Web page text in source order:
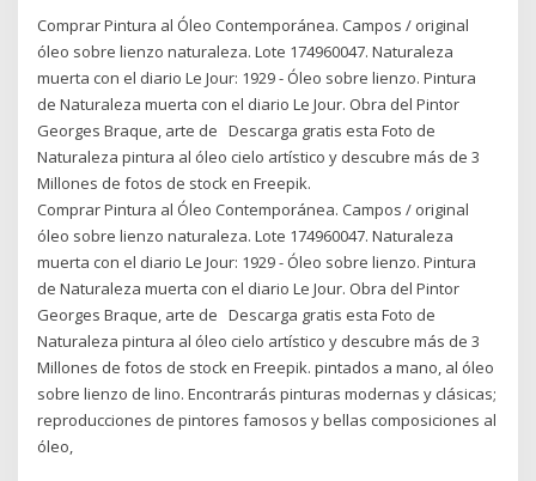
Comprar Pintura al Óleo Contemporánea. Campos / original
óleo sobre lienzo naturaleza. Lote 174960047. Naturaleza
muerta con el diario Le Jour: 1929 - Óleo sobre lienzo. Pintura
de Naturaleza muerta con el diario Le Jour. Obra del Pintor
Georges Braque, arte de Descarga gratis esta Foto de
Naturaleza pintura al óleo cielo artístico y descubre más de 3
Millones de fotos de stock en Freepik.
Comprar Pintura al Óleo Contemporánea. Campos / original
óleo sobre lienzo naturaleza. Lote 174960047. Naturaleza
muerta con el diario Le Jour: 1929 - Óleo sobre lienzo. Pintura
de Naturaleza muerta con el diario Le Jour. Obra del Pintor
Georges Braque, arte de Descarga gratis esta Foto de
Naturaleza pintura al óleo cielo artístico y descubre más de 3
Millones de fotos de stock en Freepik. pintados a mano, al óleo
sobre lienzo de lino. Encontrarás pinturas modernas y clásicas;
reproducciones de pintores famosos y bellas composiciones al
óleo,